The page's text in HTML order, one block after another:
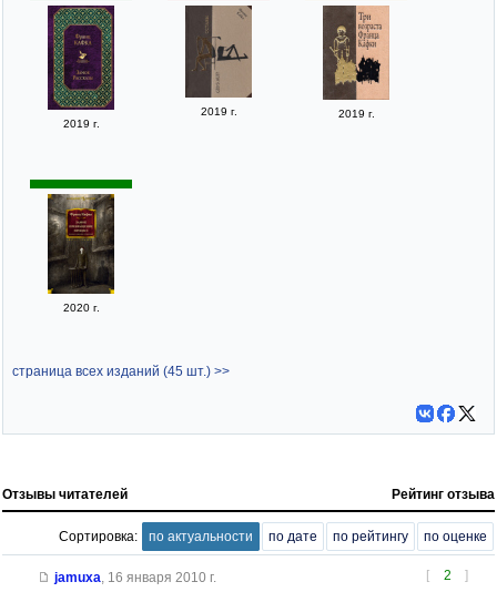
2019 г.
2019 г. 2019 г.
2020 г.
страница всех изданий (45 шт.) >>
Отзывы читателей Рейтинг отзыва
Сортировка: по актуальности по дате по рейтингу по оценке
[ 2 ]
jamuxa 16 января 2010 г.